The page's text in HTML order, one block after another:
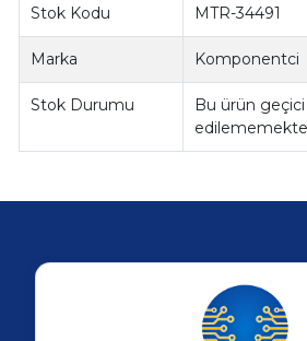
Stok Kodu MTR-34491
Marka Komponentci
Stok Durumu
Bu ürün